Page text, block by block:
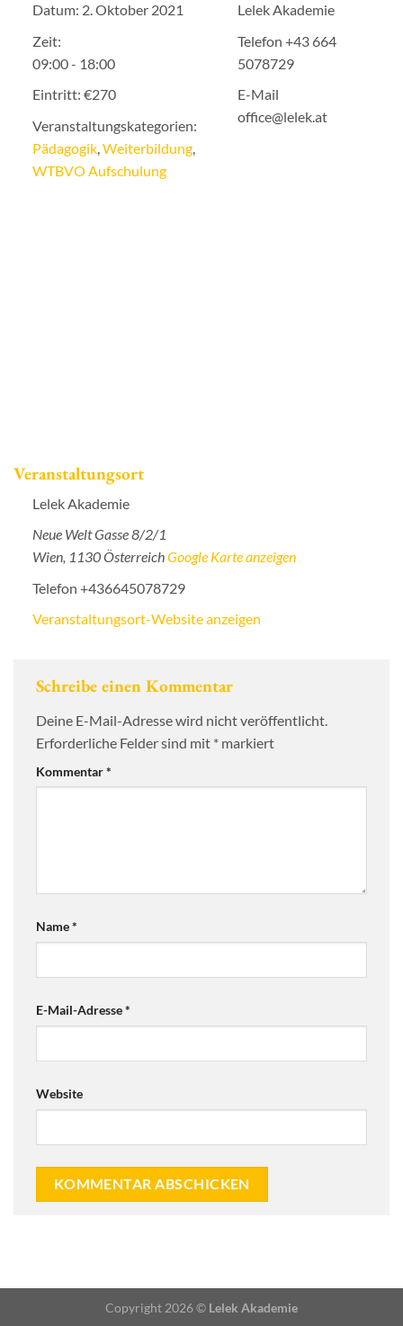
Datum: 2. Oktober 2021
Zeit:
09:00 - 18:00
Eintritt: €270
Veranstaltungskategorien:
Pädagogik,Weiterbildung,
WTBVO Aufschulung
Lelek Akademie
Telefon +43 664
5078729
E-Mail
office@lelek.at
Veranstaltungsort
Lelek Akademie
Neue Welt Gasse 8/2/1
Wien, 1130ÖsterreichGoogle Karte anzeigen
Telefon +436645078729
Veranstaltungsort-Website anzeigen
Schreibe einen Kommentar
Deine E-Mail-Adresse wird nicht veröffentlicht.
Erforderliche Felder sind mit * markiert
Kommentar*
Name*
E-Mail-Adresse*
Website
Copyright 2026 © Lelek Akademie